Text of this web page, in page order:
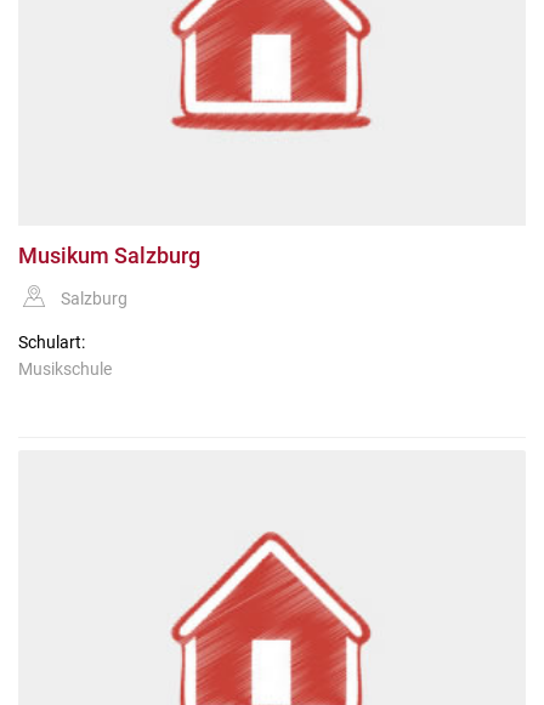
Musikum Salzburg
Salzburg
Schulart:
Musikschule